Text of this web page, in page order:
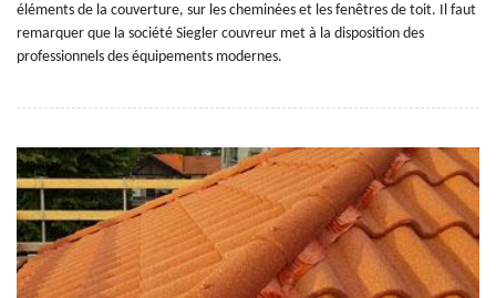
éléments de la couverture, sur les cheminées et les fenêtres de toit. Il faut
remarquer que la société Siegler couvreur met à la disposition des
professionnels des équipements modernes.